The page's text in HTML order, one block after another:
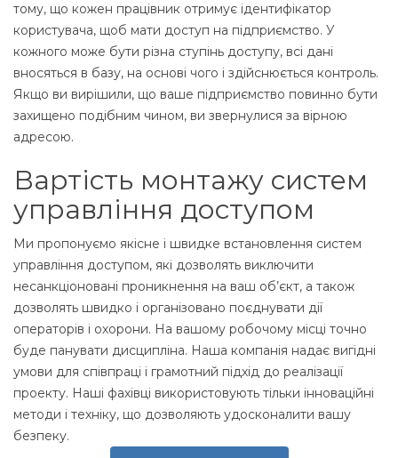
тому, що кожен працівник отримує ідентифікатор
користувача, щоб мати доступ на підприємство. У
кожного може бути різна ступінь доступу, всі дані
вносяться в базу, на основі чого і здійснюється контроль.
Якщо ви вирішили, що ваше підприємство повинно бути
захищено подібним чином, ви звернулися за вірною
адресою.
Вартість монтажу систем
управління доступом
Ми пропонуємо якісне і швидке встановлення систем
управління доступом, які дозволять виключити
несанкціоновані проникнення на ваш об’єкт, а також
дозволять швидко і організовано поєднувати дії
операторів і охорони. На вашому робочому місці точно
буде панувати дисципліна. Наша компанія надає вигідні
умови для співпраці і грамотний підхід до реалізації
проекту. Наші фахівці використовують тільки інноваційні
методи і техніку, що дозволяють удосконалити вашу
безпеку.